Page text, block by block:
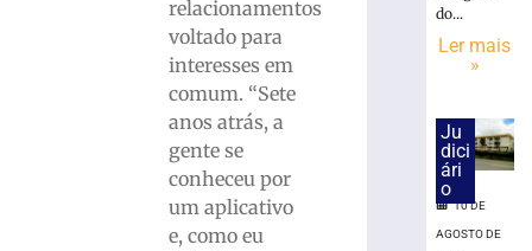
relacionamentos
voltado para
interesses em
comum. “Sete
anos atrás, a
gente se
conheceu por
um aplicativo
e, como eu
anos
agosto
do...
Ler mais
»
Ju
dici
ári
o
10 DE
AGOSTO DE